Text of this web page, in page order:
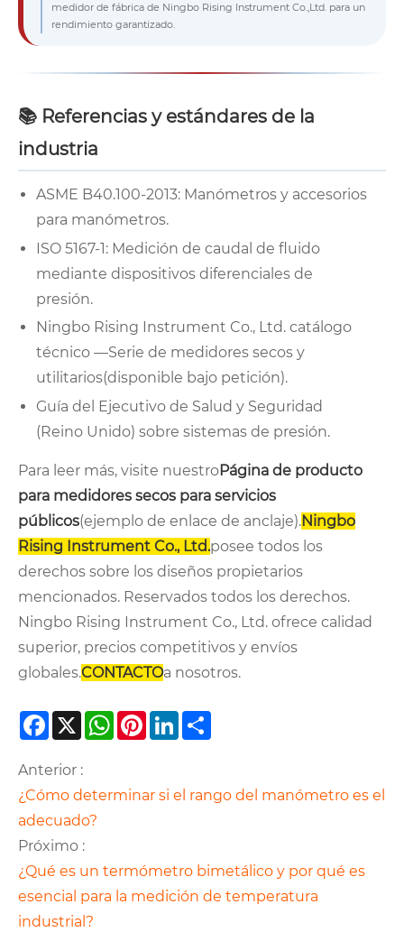
medidor de fábrica de Ningbo Rising Instrument Co.,Ltd. para un
rendimiento garantizado.
📚 Referencias y estándares de la
industria
ASME B40.100-2013: Manómetros y accesorios
para manómetros.
ISO 5167-1: Medición de caudal de fluido
mediante dispositivos diferenciales de
presión.
Ningbo Rising Instrument Co., Ltd. catálogo
técnico —Serie de medidores secos y
utilitarios(disponible bajo petición).
Guía del Ejecutivo de Salud y Seguridad
(Reino Unido) sobre sistemas de presión.
Para leer más, visite nuestroPágina de producto
para medidores secos para servicios
públicos(ejemplo de enlace de anclaje).Ningbo
Rising Instrument Co., Ltd.posee todos los
derechos sobre los diseños propietarios
mencionados. Reservados todos los derechos.
Ningbo Rising Instrument Co., Ltd. ofrece calidad
superior, precios competitivos y envíos
globales.CONTACTOa nosotros.
Facebook
X WhatsApp
PinterestLinkedIn
Anterior :
¿Cómo determinar si el rango del manómetro es el
adecuado?
Próximo :
¿Qué es un termómetro bimetálico y por qué es
esencial para la medición de temperatura
industrial?